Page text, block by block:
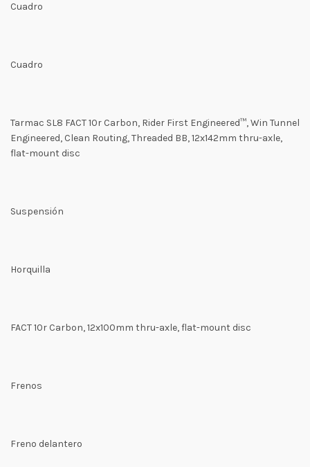
Cuadro
Cuadro
Tarmac SL8 FACT 10r Carbon, Rider First Engineered™, Win Tunnel
Engineered, Clean Routing, Threaded BB, 12x142mm thru-axle,
flat-mount disc
Suspensión
Horquilla
FACT 10r Carbon, 12x100mm thru-axle, flat-mount disc
Frenos
Freno delantero